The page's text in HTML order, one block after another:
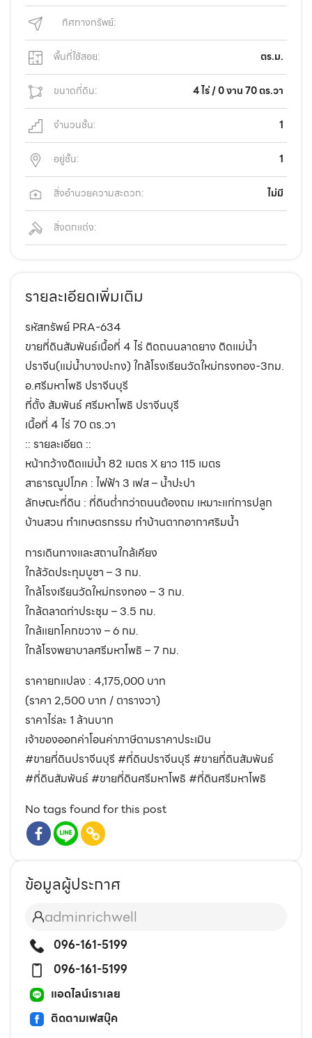
ทิศทางทรัพย์:
พื้นที่ใช้สอย: ตร.ม.
ขนาดที่ดิน: 4 ไร่ / 0 งาน 70 ตร.วา
จำนวนชั้น: 1
อยู่ชั้น: 1
สิ่งอำนวยความสะดวก: ไม่มี
สิ่งตกแต่ง:
รายละเอียดเพิ่มเติม
รหัสทรัพย์ PRA-634
ขายที่ดินสัมพันธ์เนื้อที่ 4 ไร่ ติดถนนลาดยาง ติดแม่น้ำ
ปราจีน(แม่น้ำบางปะกง) ใกล้โรงเรียนวัดใหม่กรงทอง-3กม.
อ.ศรีมหาโพธิ ปราจีนบุรี
ที่ตั้ง สัมพันธ์ ศรีมหาโพธิ ปราจีนบุรี
เนื้อที่ 4 ไร่ 70 ตร.วา
:: รายละเอียด ::
หน้ากว้างติดแม่น้ำ 82 เมตร X ยาว 115 เมตร
สาธารณูปโภค : ไฟฟ้า 3 เฟส – น้ำปะปา
ลักษณะที่ดิน : ที่ดินต่ำกว่าถนนต้องถม เหมาะแก่การปลูก
บ้านสวน ทำเกษตรกรรม ทำบ้านตากอากาศริมน้ำ
การเดินทางและสถานใกล้เคียง
ใกล้วัดประทุมบูชา – 3 กม.
ใกล้โรงเรียนวัดใหม่กรงทอง – 3 กม.
ใกล้ตลาดท่าประชุม – 3.5 กม.
ใกล้แยกโคกขวาง – 6 กม.
ใกล้โรงพยาบาลศรีมหาโพธิ – 7 กม.
ราคายกแปลง : 4,175,000 บาท
(ราคา 2,500 บาท / ตารางวา)
ราคาไร่ละ 1 ล้านบาท
เจ้าของออกค่าโอนค่าภาษีตามราคาประเมิน
#ขายที่ดินปราจีนบุรี #ที่ดินปราจีนบุรี #ขายที่ดินสัมพันธ์
#ที่ดินสัมพันธ์ #ขายที่ดินศรีมหาโพธิ #ที่ดินศรีมหาโพธิ
No tags found for this post
ข้อมูลผู้ประกาศ
adminrichwell
096-161-5199
096-161-5199
แอดไลน์เราเลย
ติดตามเฟสบุ๊ค